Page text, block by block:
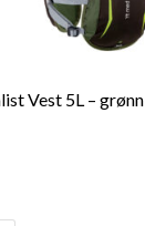
Vest 5L – grønn